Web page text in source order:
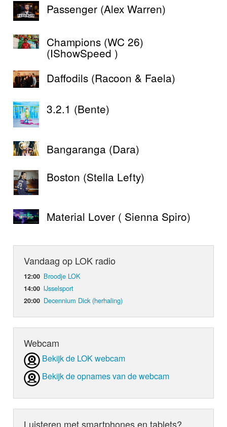
Passenger (Alex Warren)
Champions (WC 26)
(IShowSpeed )
Daffodils (Racoon & Faela)
3.2.1 (Bente)
Bangaranga (Dara)
Boston (Stella Lefty)
Material Lover ( Sienna Spiro)
Vandaag op LOK radio
12:00 Broodje LOK
14:00 IJsselsport
20:00 Decennium Dick (herhaling)
Webcam
Bekijk de LOK webcam
Bekijk de opnames van de webcam
Luisteren met smartphones en tablets?